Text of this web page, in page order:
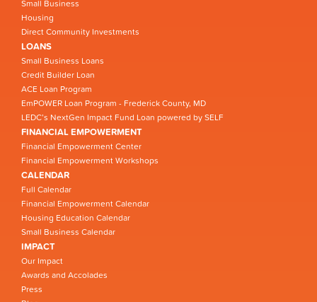
Small Business
Housing
Direct Community Investments
LOANS
Small Business Loans
Credit Builder Loan
ACE Loan Program
EmPOWER Loan Program - Frederick County, MD
LEDC’s NextGen Impact Fund Loan powered by SELF
FINANCIAL EMPOWERMENT
Financial Empowerment Center
Financial Empowerment Workshops
CALENDAR
Full Calendar
Financial Empowerment Calendar
Housing Education Calendar
Small Business Calendar
IMPACT
Our Impact
Awards and Accolades
Press